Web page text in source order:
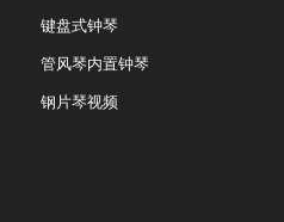
键盘式钟琴
管风琴内置钟琴
钢片琴视频